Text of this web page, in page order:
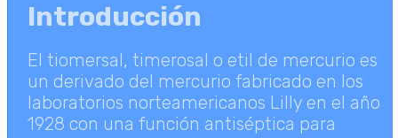
Introducción
El tiomersal, timerosal o etil de mercurio es
un derivado del mercurio fabricado en los
laboratorios norteamericanos Lilly en el año
1928 con una función antiséptica para